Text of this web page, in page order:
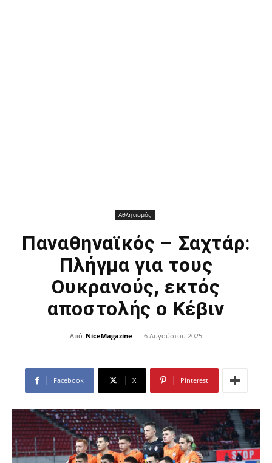
Αθλητισμός
Παναθηναϊκός – Σαχτάρ:
Πλήγμα για τους
Ουκρανούς, εκτός
αποστολής ο Κέβιν
Από NiceMagazine - 6 Αυγούστου 2025
Facebook X Pinterest